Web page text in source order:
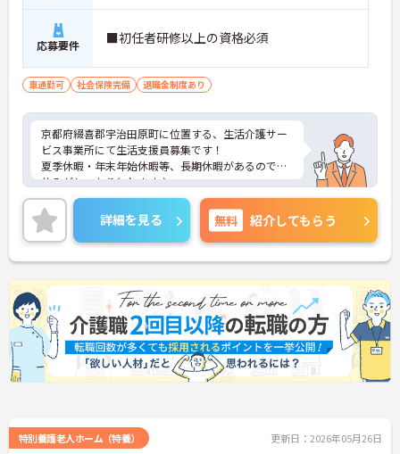
応募要件 ■初任者研修以上の資格必須
車通勤可 社会保険完備 退職金制度あり
京都府綴喜郡宇治田原町に位置する、生活介護サー
ビス事業所にて生活支援員募集です！
夏季休暇・年末年始休暇等、長期休暇があるのでお
休みがしっかりとれます♪
さらに、マイカー通勤可能なので通勤らくらくです
◎
ご興味のある方には、面接対策ポイントなど、さら
に詳細をお話しいたしますのでお気軽にご相談くだ
さい！
詳細を見る 無料 紹介してもらう
特別養護老人ホーム（特養） 更新日：2026年05月26日